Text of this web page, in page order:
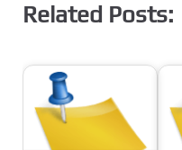
Related Posts: